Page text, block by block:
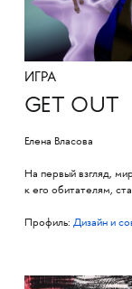
ИГРА
GET OUT
Елена Власова
На первый взгляд,
к его обитателям,
Профиль: Дизайн и